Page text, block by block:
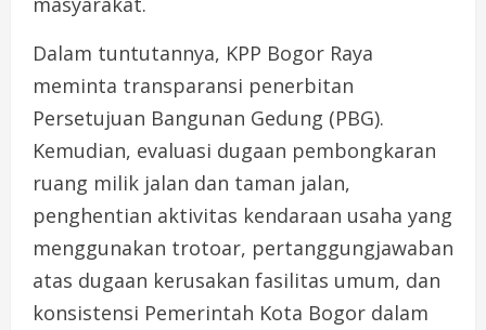
Dalam tuntutannya, KPP Bogor Raya
meminta transparansi penerbitan
Persetujuan Bangunan Gedung (PBG).
Kemudian, evaluasi dugaan pembongkaran
ruang milik jalan dan taman jalan,
penghentian aktivitas kendaraan usaha yang
menggunakan trotoar, pertanggungjawaban
atas dugaan kerusakan fasilitas umum, dan
konsistensi Pemerintah Kota Bogor dalam